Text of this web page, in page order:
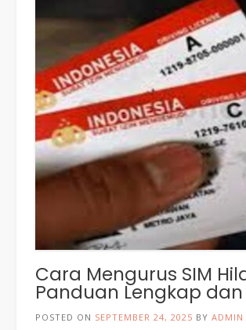
Cara Mengurus SIM
Panduan Lengkap dan
POSTED ON SEPTEMBER 24, 2025 BY ADMIN